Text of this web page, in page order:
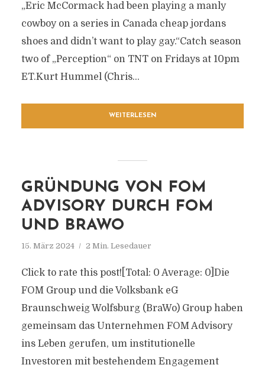
„Eric McCormack had been playing a manly
cowboy on a series in Canada cheap jordans
shoes and didn’t want to play gay.“Catch season
two of „Perception“ on TNT on Fridays at 10pm
ET.Kurt Hummel (Chris...
WEITERLESEN
GRÜNDUNG VON FOM
ADVISORY DURCH FOM
UND BRAWO
15. März 2024 2 Min. Lesedauer
Click to rate this post![Total: 0 Average: 0]Die
FOM Group und die Volksbank eG
Braunschweig Wolfsburg (BraWo) Group haben
gemeinsam das Unternehmen FOM Advisory
ins Leben gerufen, um institutionelle
Investoren mit bestehendem Engagement